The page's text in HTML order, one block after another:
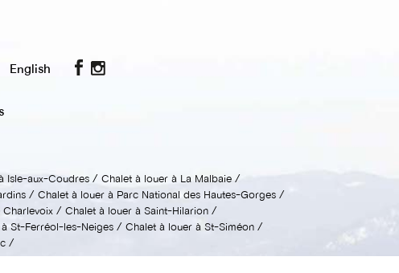
English
Isle-aux-Coudres
Chalet à louer à La Malbaie
Chalet à louer à Parc National des Hautes-Gorges
Charlevoix
Chalet à louer à Saint-Hilarion
St-Ferréol-les-Neiges
Chalet à louer à St-Siméon